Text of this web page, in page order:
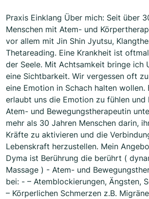
Praxis Einklang Über mich: Seit über
Menschen mit Atem- und
vor allem mit Jin Shin Jyutsu,
Thetareading. Eine Krankheit ist
der Seele. Mit Achtsamkeit bringe ich
eine Sichtbarkeit. Wir vergessen oft
eine Emotion in Schach halten wollen.
erlaubt uns die Emotion zu fühlen und
Atem- und Bewegungstherapeutin
mehr als 30 Jahren Menschen darin,
Kräfte zu aktivieren und die
Lebenskraft herzustellen. Mein
Dyma ist Berührung die berührt (
Massage ) - Atem- und
bei: - – Atemblockierungen, Ängsten,
– Körperlichen Schmerzen z.B.